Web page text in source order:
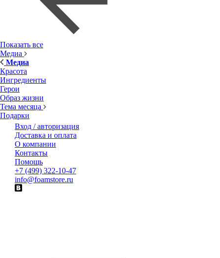
Показать все
Медиа
Медиа
Красота
Ингредиенты
Герои
Образ жизни
Тема месяца
Подарки
Вход / авторизация
Доставка и оплата
О компании
Контакты
Помощь
+7 (499) 322-10-47
info@foamstore.ru